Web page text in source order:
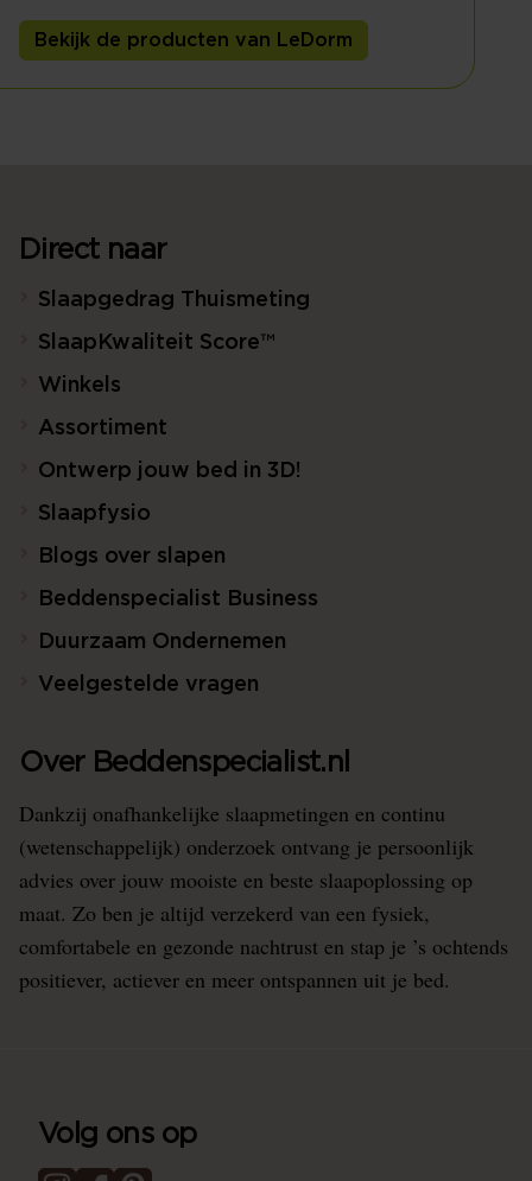
Bekijk de producten van LeDorm
Direct naar
Slaapgedrag Thuismeting
SlaapKwaliteit Score™
Winkels
Assortiment
Ontwerp jouw bed in 3D!
Slaapfysio
Blogs over slapen
Beddenspecialist Business
Duurzaam Ondernemen
Veelgestelde vragen
Over Beddenspecialist.nl
Dankzij onafhankelijke slaapmetingen en continu
(wetenschappelijk) onderzoek ontvang je persoonlijk
advies over jouw mooiste en beste slaapoplossing op
maat. Zo ben je altijd verzekerd van een fysiek,
comfortabele en gezonde nachtrust en stap je ’s ochtends
positiever, actiever en meer ontspannen uit je bed.
Volg ons op